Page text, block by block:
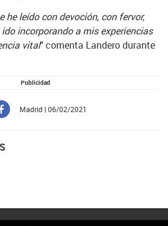
he leído con devoción, con fervor,
incorporando a mis experiencias
vital" comenta Landero durante
Publicidad
Madrid | 06/02/2021